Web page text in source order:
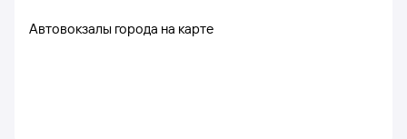
Автовокзалы города на карте